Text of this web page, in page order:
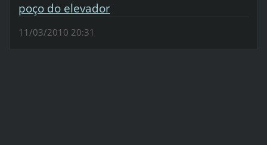
poço do elevador
11/03/2010 20:31